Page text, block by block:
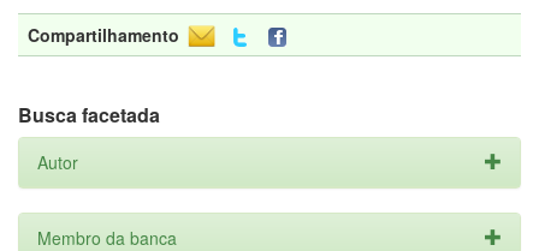
Compartilhamento
Busca facetada
Autor
Membro da banca